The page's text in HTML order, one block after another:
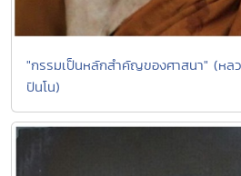
"กรรมเป็นหลักสำคัญของศาสนา" (ห
ปันโน)